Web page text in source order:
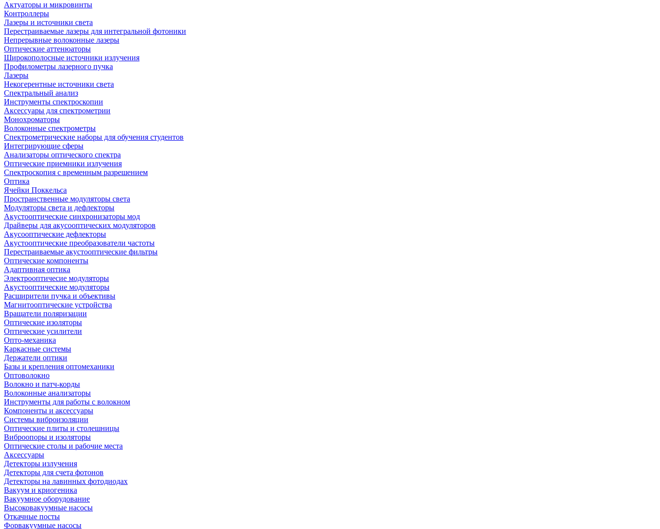
Актуаторы и микровинты
Контроллеры
Лазеры и источники света
Перестраиваемые лазеры для интегральной фотоники
Непрерывные волоконные лазеры
Оптические аттенюаторы
Широкополосные источники излучения
Профилометры лазерного пучка
Лазеры
Некогерентные источники света
Спектральный анализ
Инструменты спектроскопии
Аксессуары для спектрометрии
Монохроматоры
Волоконные спектрометры
Спектрометрические наборы для обучения студентов
Интегрирующие сферы
Анализаторы оптического спектра
Оптические приемники излучения
Спектроскопия с временным разрешением
Оптика
Ячейки Поккельса
Пространственные модуляторы света
Модуляторы света и дефлекторы
Акустооптические синхронизаторы мод
Драйверы для акусооптических модуляторов
Акусооптические дефлекторы
Акустооптические преобразователи частоты
Перестраиваемые акустооптические фильтры
Оптические компоненты
Адаптивная оптика
Электрооптичесие модуляторы
Акустооптические модуляторы
Расширители пучка и объективы
Магнитооптические устройства
Вращатели поляризации
Оптические изоляторы
Оптические усилители
Опто-механика
Каркасные системы
Держатели оптики
Базы и крепления оптомеханики
Оптоволокно
Волокно и патч-корды
Волоконные анализаторы
Инструменты для работы с волокном
Компоненты и аксессуары
Системы виброизоляции
Оптические плиты и столешницы
Виброопоры и изоляторы
Оптические столы и рабочие места
Аксессуары
Детекторы излучения
Детекторы для счета фотонов
Детекторы на лавинных фотодиодах
Вакуум и криогеника
Вакуумное оборудование
Высоковакуумные насосы
Откачные посты
Форвакуумные насосы